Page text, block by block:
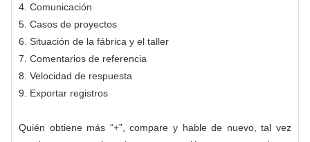
4. Comunicación
5. Casos de proyectos
6. Situación de la fábrica y el taller
7. Comentarios de referencia
8. Velocidad de respuesta
9. Exportar registros
Quién obtiene más “+”, compare y hable de nuevo, tal vez